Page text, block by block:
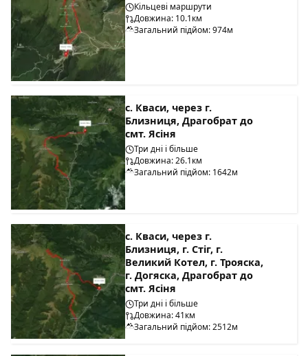
Кільцеві маршрути
Довжина: 10.1км
Загальний підйом: 974м
с. Кваси, через г.
Близниця, Драгобрат до
смт. Ясіня
Три дні і більше
Довжина: 26.1км
Загальний підйом: 1642м
с. Кваси, через г.
Близниця, г. Стіг, г.
Великий Котел, г. Трояска,
г. Догяска, Драгобрат до
смт. Ясіня
Три дні і більше
Довжина: 41км
Загальний підйом: 2512м